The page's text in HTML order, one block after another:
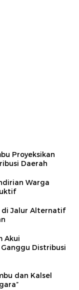
Proyeksikan
Daerah
Warga
di Jalur Alternatif
Akui
Distribusi
dan Kalsel